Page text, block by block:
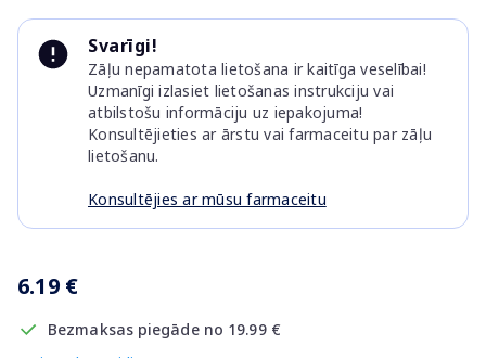
Svarīgi!
Zāļu nepamatota lietošana ir kaitīga veselībai!
Uzmanīgi izlasiet lietošanas instrukciju vai
atbilstošu informāciju uz iepakojuma!
Konsultējieties ar ārstu vai farmaceitu par zāļu
lietošanu.
Konsultējies ar mūsu farmaceitu
6.19 €
Bezmaksas piegāde no 19.99 €